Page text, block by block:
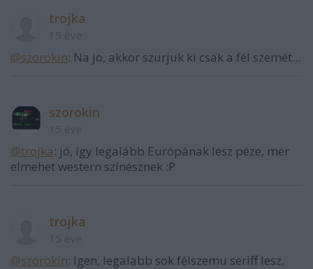
trojka
@szorokin: Na jo, akkor szurjuk ki csak a fél szemét...
szorokin
@trojka: jó, így legalább Európának lesz péze, mer
elmehet western színésznek :P
trojka
@szorokin: Igen, legalabb sok félszemu seriff lesz,